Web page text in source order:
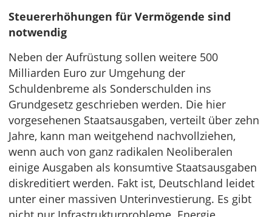
Steuererhöhungen für Vermögende sind
notwendig
Neben der Aufrüstung sollen weitere 500
Milliarden Euro zur Umgehung der
Schuldenbreme als Sonderschulden ins
Grundgesetz geschrieben werden. Die hier
vorgesehenen Staatsausgaben, verteilt über zehn
Jahre, kann man weitgehend nachvollziehen,
wenn auch von ganz radikalen Neoliberalen
einige Ausgaben als konsumtive Staatsausgaben
diskreditiert werden. Fakt ist, Deutschland leidet
unter einer massiven Unterinvestierung. Es gibt